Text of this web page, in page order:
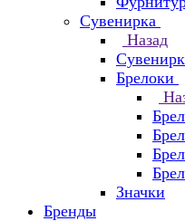
Сувенирка
Назад
Брелоки
Значки
Бренды